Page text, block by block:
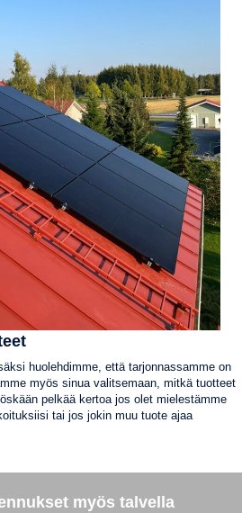
huolehdimme, että tarjonnassamme on
myös sinua valitsemaan, mitkä tuotteet
pelkää kertoa jos olet mielestämme
tai jos jokin muu tuote ajaa
myös talvella